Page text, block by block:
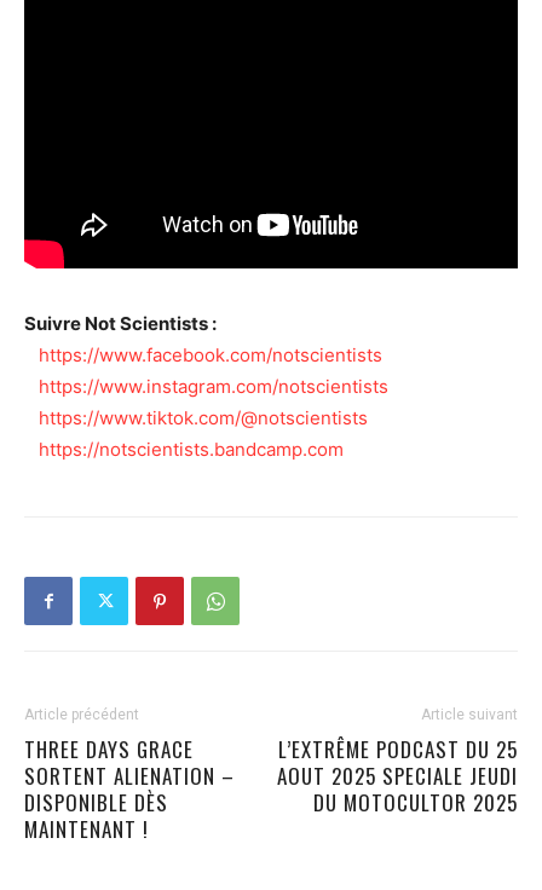
Suivre Not Scientists :
https://www.facebook.com/notscientists
https://www.instagram.com/notscientists
https://www.tiktok.com/@notscientists
https://notscientists.bandcamp.com
Article précédent
THREE DAYS GRACE
SORTENT ALIENATION –
DISPONIBLE DÈS
MAINTENANT !
Article suivant
L’EXTRÊME PODCAST DU 25
AOUT 2025 SPECIALE JEUDI
DU MOTOCULTOR 2025